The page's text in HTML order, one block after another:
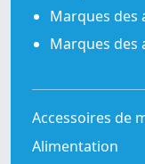
Marques des
Marques des
Accessoires de
Alimentation